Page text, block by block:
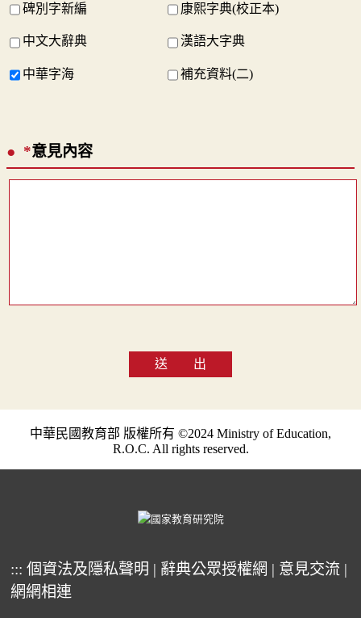
碑別字新編 康熙字典(校正本)
中文大辭典 漢語大字典
中華字海 補充資料(二)
*意見內容
送 出
中華民國教育部 版權所有 ©2024 Ministry of Education,
R.O.C. All rights reserved.
::: 個資法及隱私聲明 | 辭典公眾授權網 | 意見交流 |
網網相連